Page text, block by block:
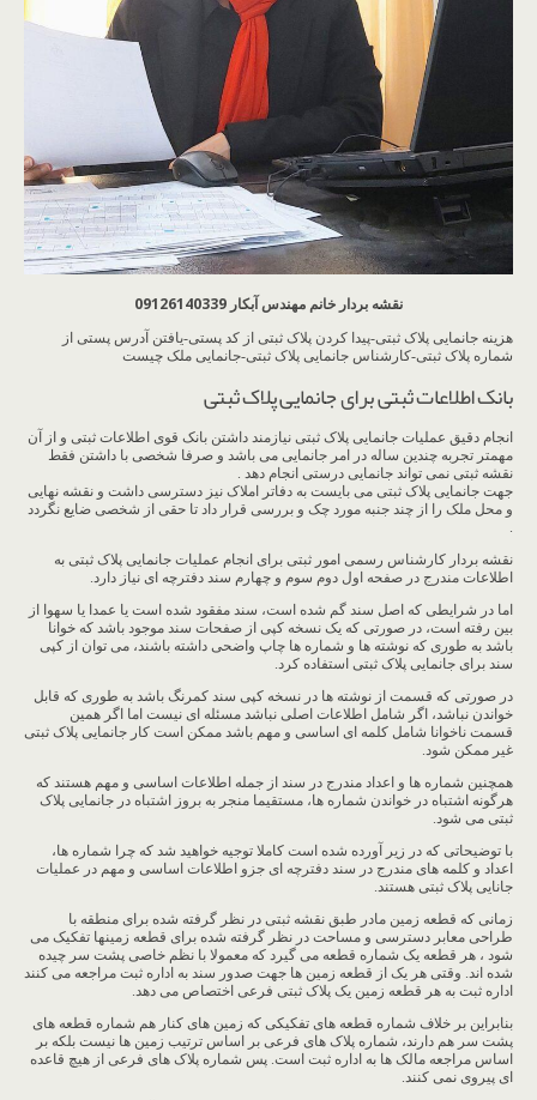
نقشه بردار خانم مهندس آبکار 09126140339
هزینه جانمایی پلاک ثبتی-پیدا کردن پلاک ثبتی از کد پستی-یافتن آدرس پستی از
شماره پلاک ثبتی-کارشناس جانمایی پلاک ثبتی-جانمایی ملک چیست
بانک اطلاعات ثبتی برای جانمایی پلاک ثبتی
انجام دقیق عملیات جانمایی پلاک ثبتی نیازمند داشتن بانک قوی اطلاعات ثبتی و از آن
مهمتر تجربه چندین ساله در امر جانمایی می باشد و صرفا شخصی با داشتن فقط
نقشه ثبتی نمی تواند جانمایی درستی انجام دهد .
جهت جانمایی پلاک ثبتی می بایست به دفاتر املاک نیز دسترسی داشت و نقشه نهایی
و محل ملک را از چند جنبه مورد چک و بررسی قرار داد تا حقی از شخصی ضایع نگردد
.
نقشه بردار کارشناس رسمی امور ثبتی برای انجام عملیات جانمایی پلاک ثبتی به
اطلاعات مندرج در صفحه اول دوم سوم و چهارم سند دفترچه ای نیاز دارد.
اما در شرایطی که اصل سند گم شده است، سند مفقود شده است یا عمدا یا سهوا از
بین رفته است، در صورتی که یک نسخه کپی از صفحات سند موجود باشد که خوانا
باشد به طوری که نوشته ها و شماره ها چاپ واضحی داشته باشند، می توان از کپی
سند برای جانمایی پلاک ثبتی استفاده کرد.
در صورتی که قسمت از نوشته ها در نسخه کپی سند کمرنگ باشد به طوری که قابل
خواندن نباشد، اگر شامل اطلاعات اصلی نباشد مسئله ای نیست اما اگر همین
قسمت ناخوانا شامل کلمه ای اساسی و مهم باشد ممکن است کار جانمایی پلاک ثبتی
غیر ممکن شود.
همچنین شماره ها و اعداد مندرج در سند از جمله اطلاعات اساسی و مهم هستند که
هرگونه اشتباه در خواندن شماره ها، مستقیما منجر به بروز اشتباه در جانمایی پلاک
ثبتی می شود.
با توضیحاتی که در زیر آورده شده است کاملا توجیه خواهید شد که چرا شماره ها،
اعداد و کلمه های مندرج در سند دفترچه ای جزو اطلاعات اساسی و مهم در عملیات
جانایی پلاک ثبتی هستند.
زمانی که قطعه زمین مادر طبق نقشه ثبتی در نظر گرفته شده برای منطقه با
طراحی معابر دسترسی و مساحت در نظر گرفته شده برای قطعه زمینها تفکیک می
شود ، هر قطعه یک شماره قطعه می گیرد که معمولا با نظم خاصی پشت سر چیده
شده اند. وقتی هر یک از قطعه زمین ها جهت صدور سند به اداره ثبت مراجعه می کنند
اداره ثبت به هر قطعه زمین یک پلاک ثبتی فرعی اختصاص می دهد.
بنابراین بر خلاف شماره قطعه های تفکیکی که زمین های کنار هم شماره قطعه های
پشت سر هم دارند، شماره پلاک های فرعی بر اساس ترتیب زمین ها نیست بلکه بر
اساس مراجعه مالک ها به اداره ثبت است. پس شماره پلاک های فرعی از هیچ قاعده
ای پیروی نمی کنند.